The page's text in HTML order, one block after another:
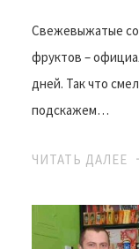
Свежевыжатые
фруктов –
дней. Так что
подскажем…
ЧИТАТЬ ДАЛЕЕ